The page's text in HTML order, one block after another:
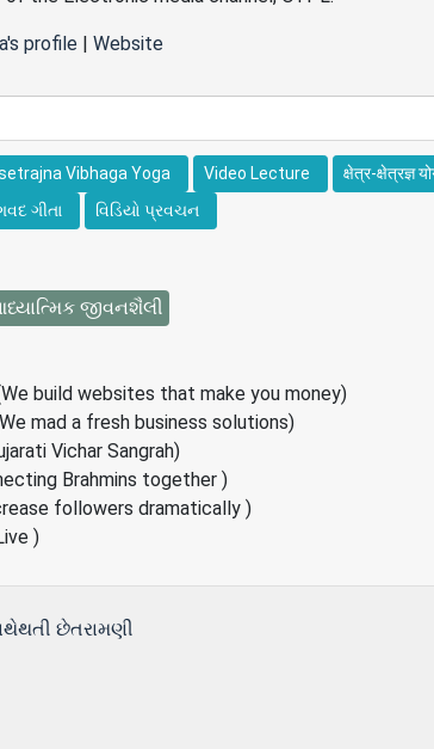
profile | Website
Vibhaga Yoga Video Lecture क्षेत्र-क्षेत्रज्ञ
ગીતા વિડિયો પ્રવચન
જીવનશૈલી
build websites that make you money)
mad a fresh business solutions)
Vichar Sangrah)
Brahmins together )
followers dramatically )
)
છેતરામણી